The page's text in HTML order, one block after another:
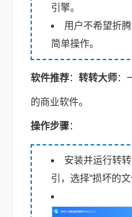
引擎。
用户不希望折
简单操作。
软件推荐： 转转大师：
的商业软件。
操作步骤：
安装并运行转
引，选择“损坏的文